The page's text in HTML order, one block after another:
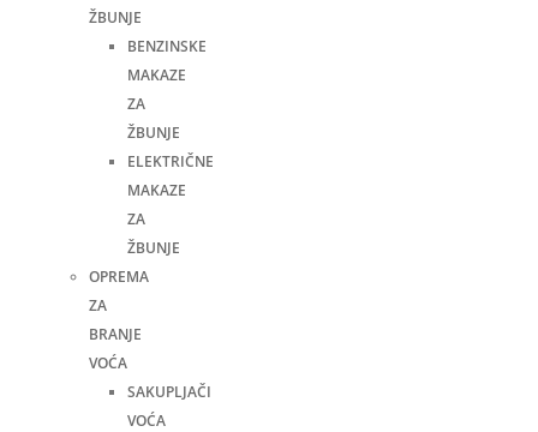
ŽBUNJE
BENZINSKE
MAKAZE
ZA
ŽBUNJE
ELEKTRIČNE
MAKAZE
ZA
ŽBUNJE
OPREMA
ZA
BRANJE
VOĆA
SAKUPLJAČI
VOĆA